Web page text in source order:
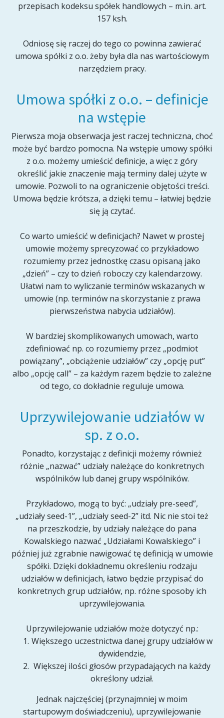
przepisach kodeksu spółek handlowych – m.in. art.
157 ksh.
Odniosę się raczej do tego co powinna zawierać
umowa spółki z o.o. żeby była dla nas wartościowym
narzędziem pracy.
Umowa spółki z o.o. – definicje
na wstępie
Pierwsza moja obserwacja jest raczej techniczna, choć
może być bardzo pomocna. Na wstępie umowy spółki
z o.o. możemy umieścić definicje, a więc z góry
określić jakie znaczenie mają terminy dalej użyte w
umowie. Pozwoli to na ograniczenie objętości treści.
Umowa będzie krótsza, a dzięki temu – łatwiej będzie
się ją czytać.
Co warto umieścić w definicjach? Nawet w prostej
umowie możemy sprecyzować co przykładowo
rozumiemy przez jednostkę czasu opisaną jako
„dzień” – czy to dzień roboczy czy kalendarzowy.
Ułatwi nam to wyliczanie terminów wskazanych w
umowie (np. terminów na skorzystanie z prawa
pierwszeństwa nabycia udziałów).
W bardziej skomplikowanych umowach, warto
zdefiniować np. co rozumiemy przez „podmiot
powiązany”, „obciążenie udziałów” czy „opcję put”
albo „opcję call” – za każdym razem będzie to zależne
od tego, co dokładnie reguluje umowa.
Uprzywilejowanie udziałów w
sp. z o.o.
Ponadto, korzystając z definicji możemy również
różnie „nazwać” udziały należące do konkretnych
wspólników lub danej grupy wspólników.
Przykładowo, mogą to być: „udziały pre-seed”,
„udziały seed-1”, „udziały seed-2” itd. Nic nie stoi też
na przeszkodzie, by udziały należące do pana
Kowalskiego nazwać „Udziałami Kowalskiego” i
później już zgrabnie nawigować tę definicją w umowie
spółki. Dzięki dokładnemu określeniu rodzaju
udziałów w definicjach, łatwo będzie przypisać do
konkretnych grup udziałów, np. różne sposoby ich
uprzywilejowania.
Uprzywilejowanie udziałów może dotyczyć np.:
Większego uczestnictwa danej grupy udziałów w
dywidendzie,
Większej ilości głosów przypadających na każdy
określony udział.
Jednak najczęściej (przynajmniej w moim
startupowym doświadczeniu), uprzywilejowanie